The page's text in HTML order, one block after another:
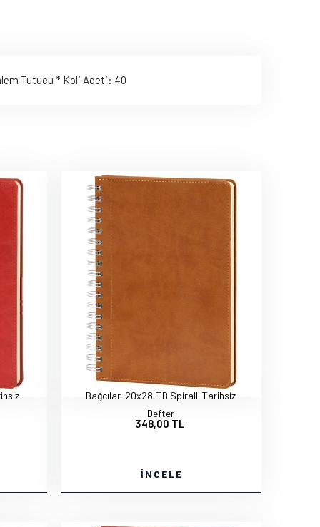
Tutucu * Koli Adeti: 40
Bağcılar-20x28-TB Spiralli Tarihsiz
Defter
348,00 TL
İNCELE